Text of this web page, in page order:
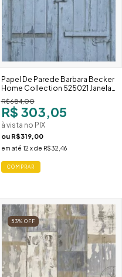
Papel De Parede Barbara Becker
Home Collection 525021 Janela
Rústica Azul Desgastada
R$684,00
R$ 303,05
à vista no PIX
ou R$319,00
em até 12 x de R$32,46
53% OFF